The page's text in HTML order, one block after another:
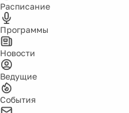
Расписание
Программы
Новости
Ведущие
События